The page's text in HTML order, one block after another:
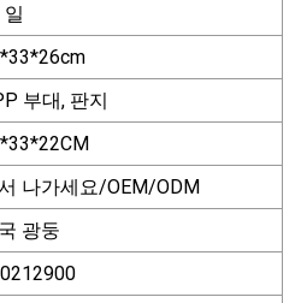
부대, 판지
나가세요/OEM/ODM
광둥